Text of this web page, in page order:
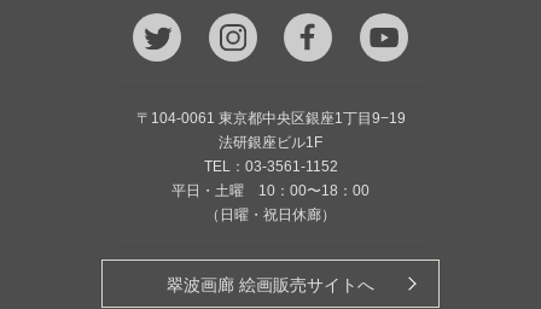
〒104-0061 東京都中央区銀座1丁目9−19
法研銀座ビル1F
TEL：03-3561-1152
平日・土曜 10：00〜18：00
（日曜・祝日休廊）
翠波画廊 絵画販売サイトへ